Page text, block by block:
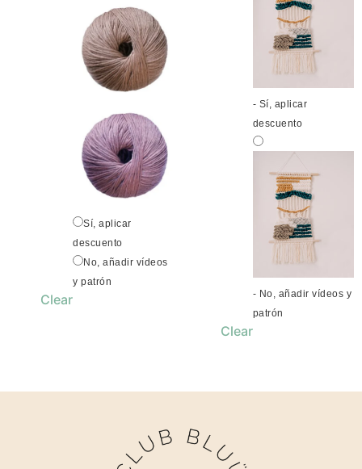
Sí, aplicar
descuento
No, añadir vídeos
y patrón
Clear
- Sí, aplicar
descuento
- No, añadir vídeos y
patrón
Clear